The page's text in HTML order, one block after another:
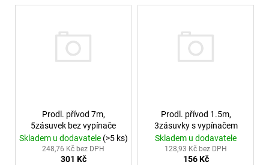
Výpis produktů
Prodl. přívod 7m,
5zásuvek bez vypínače
Skladem u dodavatele (>5 ks)
248,76 Kč bez DPH
301 Kč
Prodl. přívod 1.5m,
3zásuvky s vypínačem
Skladem u dodavatele
128,93 Kč bez DPH
156 Kč
SVÍTIDLO
LED2
LIGHTING